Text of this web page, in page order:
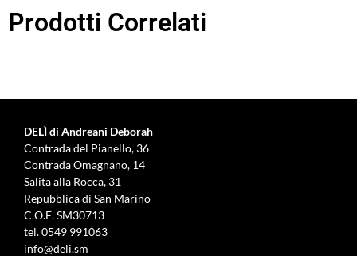
Prodotti Correlati
DELÌ di Andreani Deborah
Contrada del Pianello, 36
Contrada Omagnano, 14
Salita alla Rocca, 31
Repubblica di San Marino
C.O.E. SM30713
tel.0549 991063
info@deli.sm